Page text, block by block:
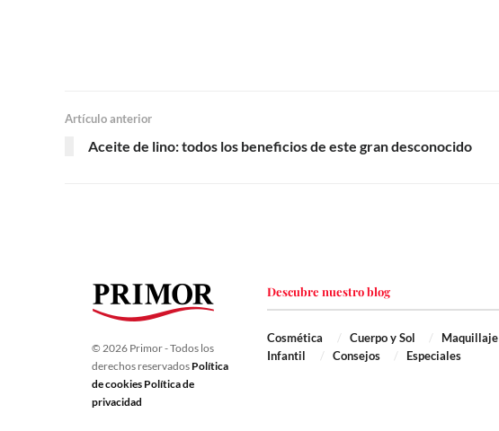
Artículo anterior
Aceite de lino: todos los beneficios de este gran desconocido
© 2026 Primor - Todos los
derechos reservados Política
de cookies Política de
privacidad
Descubre nuestro blog
Cosmética Cuerpo y Sol Maquillaje
Infantil
Consejos Especiales